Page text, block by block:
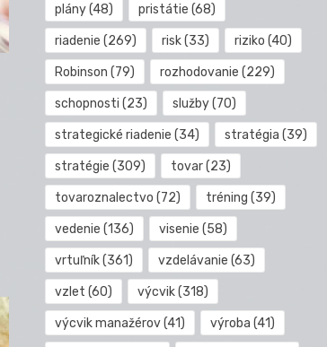
plány(48) pristátie (68)
riadenie (269) risk(33) riziko (40)
Robinson (79) rozhodovanie (229)
schopnosti (23) služby(70)
strategické riadenie (34) stratégia (39)
stratégie (309) tovar(23)
tovaroznalectvo (72) tréning (39)
vedenie (136) visenie (58)
vrtuľník(361) vzdelávanie (63)
vzlet (60) výcvik(318)
výcvik manažérov(41) výroba (41)